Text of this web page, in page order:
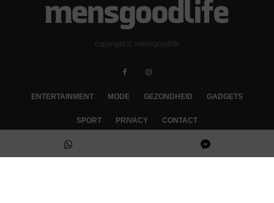
copyright © mensgoodlife
ENTERTAINMENT MODE GEZONDHEID GADGETS
SPORT PRIVACY CONTACT